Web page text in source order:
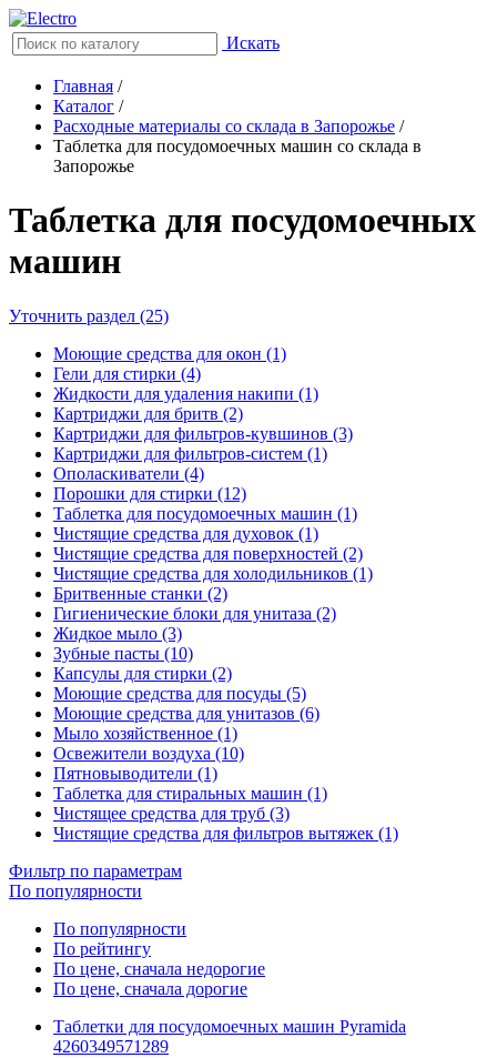
Искать
Главная /
Каталог /
Расходные материалы со склада в Запорожье /
Таблетка для посудомоечных машин со склада в
Запорожье
Таблетка для посудомоечных
машин
Уточнить раздел (25)
Моющие средства для окон (1)
Гели для стирки (4)
Жидкости для удаления накипи (1)
Картриджи для бритв (2)
Картриджи для фильтров-кувшинов (3)
Картриджи для фильтров-систем (1)
Ополаскиватели (4)
Порошки для стирки (12)
Таблетка для посудомоечных машин (1)
Чистящие средства для духовок (1)
Чистящие средства для поверхностей (2)
Чистящие средства для холодильников (1)
Бритвенные станки (2)
Гигиенические блоки для унитаза (2)
Жидкое мыло (3)
Зубные пасты (10)
Капсулы для стирки (2)
Моющие средства для посуды (5)
Моющие средства для унитазов (6)
Мыло хозяйственное (1)
Освежители воздуха (10)
Пятновыводители (1)
Таблетка для стиральных машин (1)
Чистящее средства для труб (3)
Чистящие средства для фильтров вытяжек (1)
Фильтр по параметрам
По популярности
По популярности
По рейтингу
По цене, сначала недорогие
По цене, сначала дорогие
Таблетки для посудомоечных машин Pyramida
4260349571289